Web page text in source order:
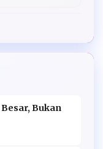
Bukan